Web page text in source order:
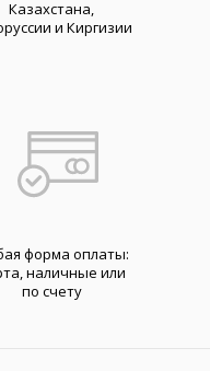
Казахстана,
и Киргизии
форма оплаты:
наличные или
по счету